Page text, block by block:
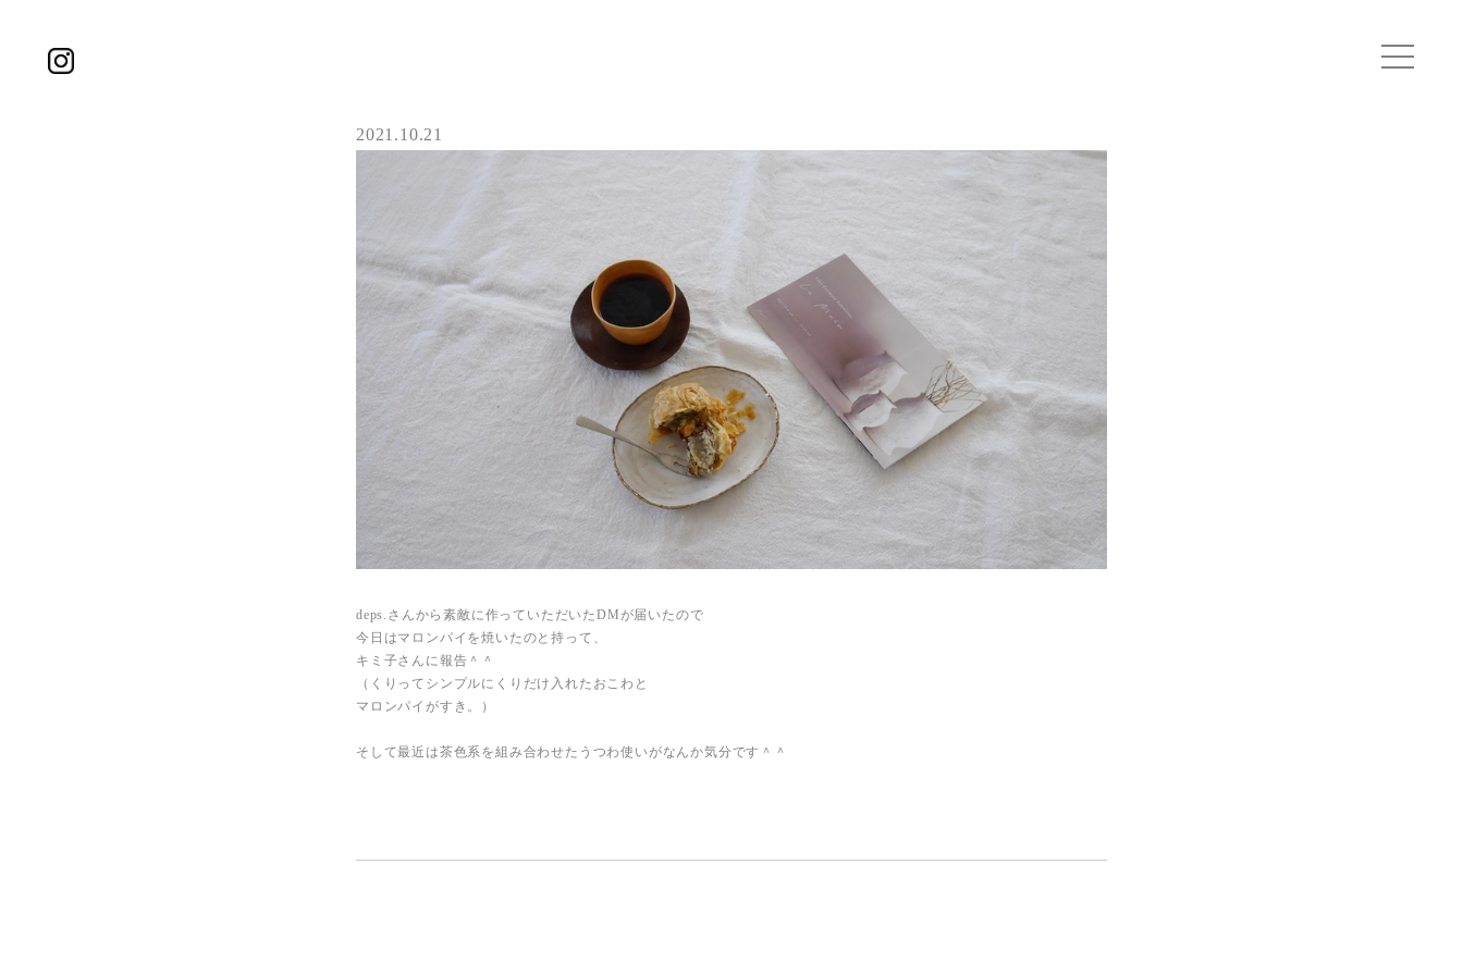
2021.10.21
deps.さんから素敵に作っていただいたDMが届いたので
今日はマロンパイを焼いたのと持って、
キミ子さんに報告＾＾
（くりってシンプルにくりだけ入れたおこわと
マロンパイがすき。）
そして最近は茶色系を組み合わせたうつわ使いがなんか気分です＾＾